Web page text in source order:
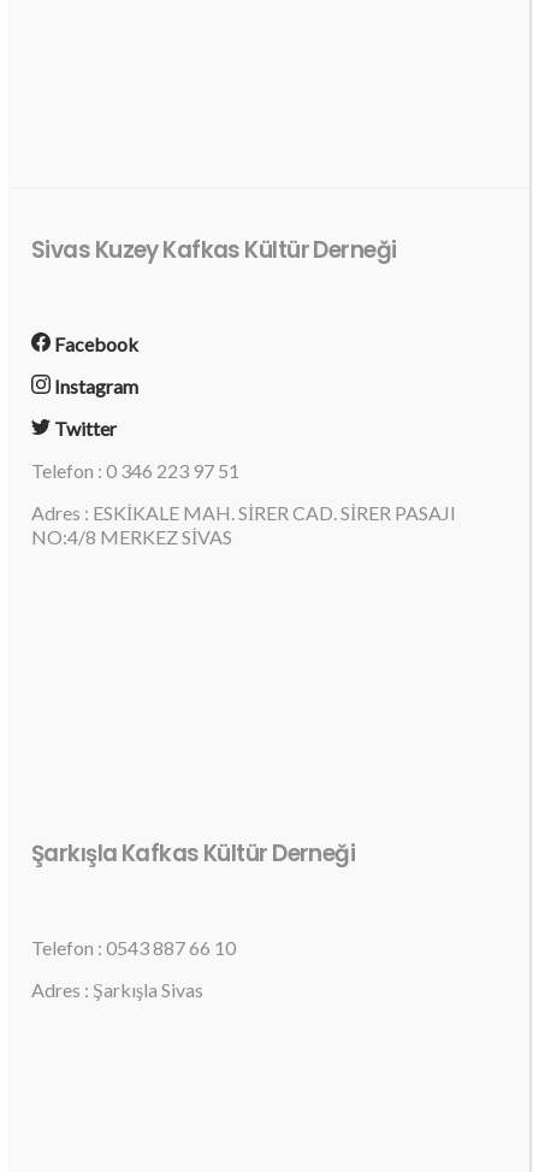
Sivas Kuzey Kafkas Kültür Derneği
Facebook
Instagram
Twitter
Telefon : 0 346 223 97 51
Adres : ESKİKALE MAH. SİRER CAD. SİRER PASAJI
NO:4/8 MERKEZ SİVAS
Şarkışla Kafkas Kültür Derneği
Telefon : 0543 887 66 10
Adres : Şarkışla Sivas